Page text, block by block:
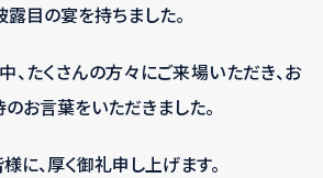
目の宴を持ちました。
、たくさんの方々にご来場いただき、お
お言葉をいただきました。
に、厚く御礼申し上げます。